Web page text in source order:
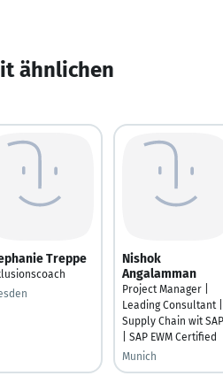
ähnlichen
Treppe
Nishok
Angalamman
Project Manager |
Leading Consultant |
Supply Chain wit SAP
| SAP EWM Certified
Munich